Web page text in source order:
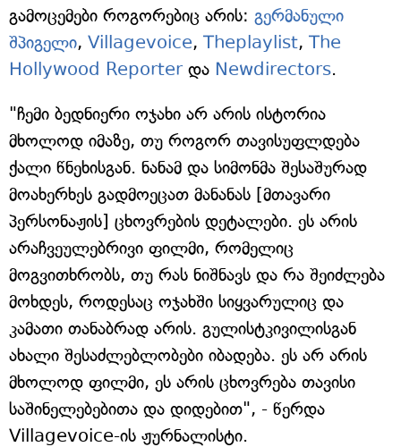
გამოცემები როგორებიც არის: გერმანული
შპიგელი, Villagevoice, Theplaylist, The
Hollywood Reporter და Newdirectors.
"ჩემი ბედნიერი ოჯახი არ არის ისტორია
მხოლოდ იმაზე, თუ როგორ თავისუფლდება
ქალი წნეხისგან. ნანამ და სიმონმა შესაშურად
მოახერხეს გადმოეცათ მანანას [მთავარი
პერსონაჟის] ცხოვრების დეტალები. ეს არის
არაჩვეულებრივი ფილმი, რომელიც
მოგვითხრობს, თუ რას ნიშნავს და რა შეიძლება
მოხდეს, როდესაც ოჯახში სიყვარულიც და
კამათი თანაბრად არის. გულისტკივილისგან
ახალი შესაძლებლობები იბადება. ეს არ არის
მხოლოდ ფილმი, ეს არის ცხოვრება თავისი
საშინელებებითა და დიდებით", - წერდა
Villagevoice-ის ჟურნალისტი.